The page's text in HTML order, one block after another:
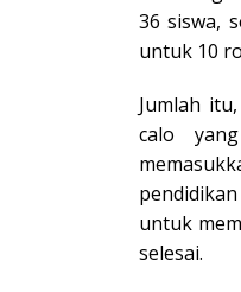
36 siswa,
untuk 10
Jumlah
calo
untuk
selesai.